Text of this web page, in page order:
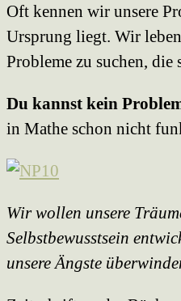
Oft kennen wir unsere
Ursprung liegt. Wir
Probleme zu suchen, die
Du kannst kein
in Mathe schon nicht
Wir wollen unsere
Selbstbewusstsein
unsere Ängste